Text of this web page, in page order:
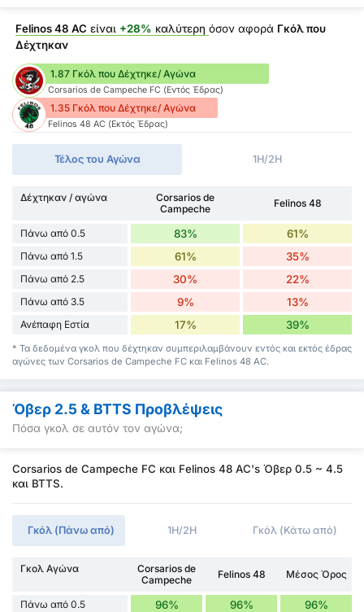
Felinos 48 AC είναι +28% καλύτερη όσον αφορά Γκόλ που
Δέχτηκαν
1.87 Γκόλ που Δέχτηκε/ Αγώνα
Corsarios de Campeche FC (Εντός Έδρας)
1.35 Γκόλ που Δέχτηκε/ Αγώνα
Felinos 48 AC (Εκτός Έδρας)
Τέλος του Αγώνα 1H/2H
Δέχτηκαν / αγώνα
Corsarios de
Campeche
Felinos 48
Πάνω από 0.5 83% 61%
Πάνω από 1.5 61% 35%
Πάνω από 2.5 30% 22%
Πάνω από 3.5 9% 13%
Ανέπαφη Εστία 17% 39%
* Τα δεδομένα γκολ που δέχτηκαν συμπεριλαμβάνουν εντός και εκτός έδρας
αγώνες των Corsarios de Campeche FC και Felinos 48 AC.
Όβερ 2.5 & BTTS Προβλέψεις
Πόσα γκολ σε αυτόν τον αγώνα;
Corsarios de Campeche FC και Felinos 48 AC's Όβερ 0.5 ~ 4.5
και BTTS.
Γκόλ (Πάνω από) 1H/2H Γκόλ (Κάτω από)
Γκολ Αγώνα
Corsarios de
Campeche
Felinos 48 Μέσος Όρος
Πάνω από 0.5 96% 96% 96%